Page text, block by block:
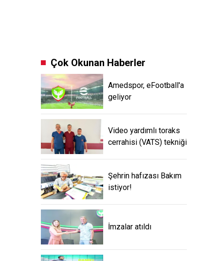
Çok Okunan Haberler
Amedspor, eFootball'a
geliyor
Video yardımlı toraks
cerrahisi (VATS) tekniği
Şehrin hafızası Bakım
istiyor!
İmzalar atıldı